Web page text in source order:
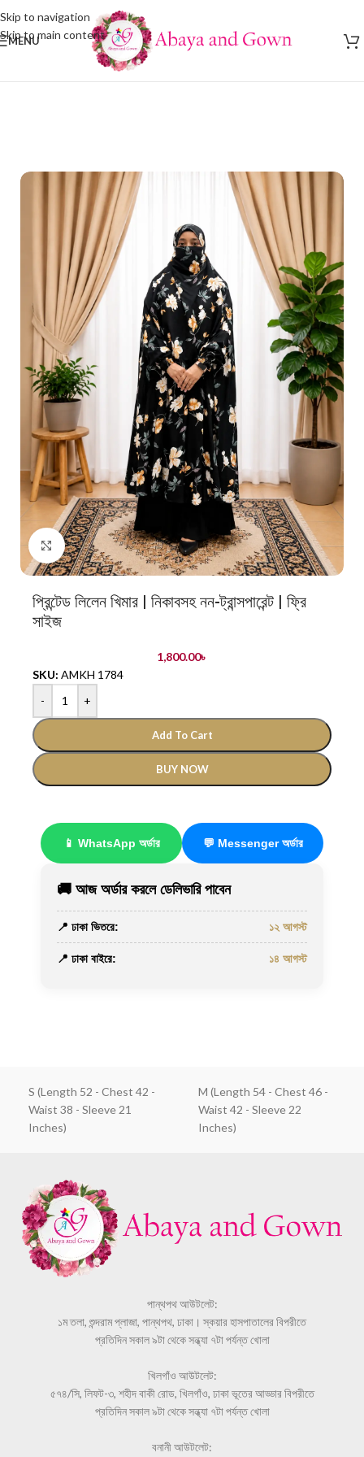
Skip to navigation
Skip to main content
MENU
Click to enlarge
প্রিন্টেড লিলেন খিমার | নিকাবসহ নন-ট্রান্সপারেন্ট | ফ্রি
সাইজ
1,800.00৳
SKU: AMKH 1784
-
+
Add To Cart
BUY NOW
📱 WhatsApp অর্ডার 💬 Messenger অর্ডার
🚚 আজ অর্ডার করলে ডেলিভারি পাবেন
📍 ঢাকা ভিতরে: ১২ আগস্ট
📍 ঢাকা বাইরে: ১৪ আগস্ট
S (Length 52 - Chest 42 -
Waist 38 - Sleeve 21
Inches)
M (Length 54 - Chest 46 -
Waist 42 - Sleeve 22
Inches)
পান্থপথ আউটলেট:
১ম তলা, শুন্দরাম প্লাজা, পান্থপথ, ঢাকা। স্কয়ার হাসপাতালের বিপরীতে
প্রতিদিন সকাল ৯টা থেকে সন্ধ্যা ৭টা পর্যন্ত খোলা
খিলগাঁও আউটলেট:
৫৭৪/সি, লিফট-৩, শহীদ বাকী রোড, খিলগাঁও, ঢাকা ভূতের আড্ডার বিপরীতে
প্রতিদিন সকাল ৯টা থেকে সন্ধ্যা ৭টা পর্যন্ত খোলা
বনানী আউটলেট: